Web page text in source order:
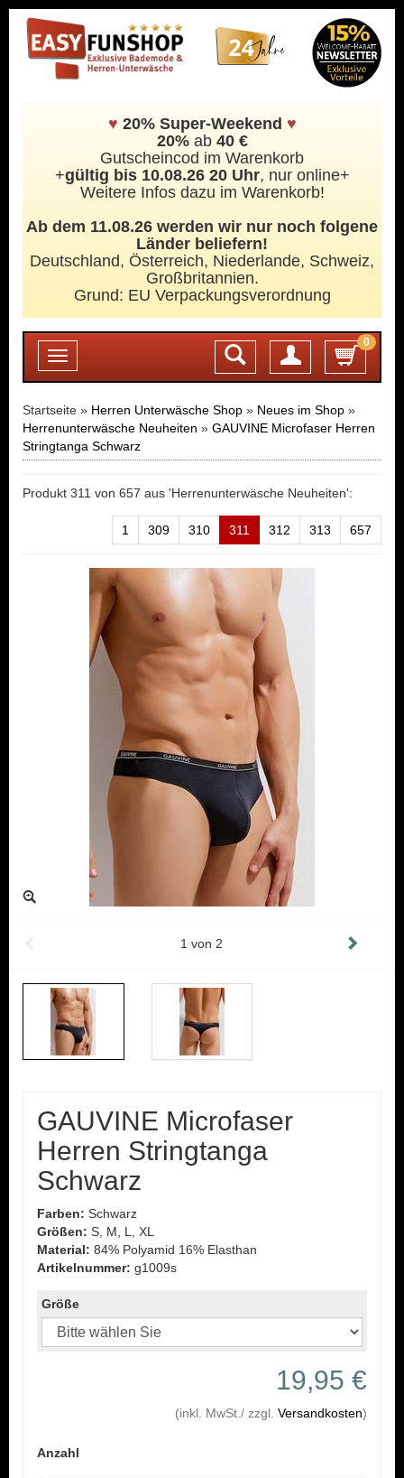
♥ 20% Super-Weekend ♥
20%ab 40 €
Gutscheincod im Warenkorb
+gültig bis 10.08.26 20 Uhr, nur online+
Weitere Infos dazu im Warenkorb!
Ab dem 11.08.26 werden wir nur noch folgene
Länder beliefern!
Deutschland, Österreich, Niederlande, Schweiz,
Großbritannien.
Grund: EU Verpackungsverordnung
Toggle
navigation
0
Login
Startseite » Herren Unterwäsche Shop » Neues im Shop »
Herrenunterwäsche Neuheiten » GAUVINE Microfaser Herren
Stringtanga Schwarz
Produkt 311 von 657 aus 'Herrenunterwäsche Neuheiten':
1 309 310 311 312 313 657
1 von 2
GAUVINE Microfaser
Herren Stringtanga
Schwarz
Farben: Schwarz
Größen: S, M, L, XL
Material: 84% Polyamid 16% Elasthan
Artikelnummer: g1009s
Größe
19,95 €
(inkl. MwSt./ zzgl. Versandkosten)
Anzahl